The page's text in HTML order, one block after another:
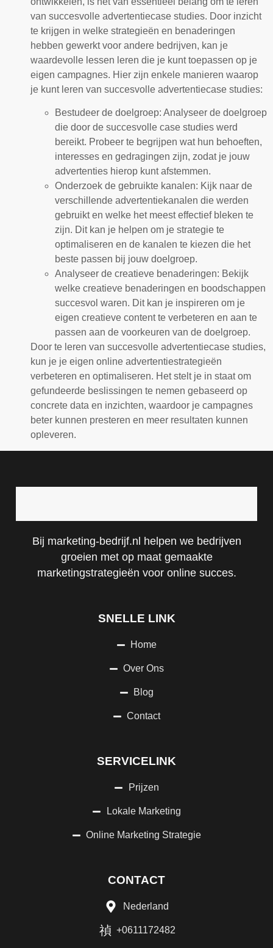
van succesvolle advertentiecase studies. Door inzicht
te krijgen in welke strategieën en benaderingen
hebben gewerkt voor andere bedrijven, kan je
waardevolle lessen leren die je kunt toepassen op je
eigen campagnes. Hier zijn enkele manieren waarop
je kunt leren van succesvolle advertentiecase studies:
Bestudeer de doelgroep: Analyseer de doelgroep
die door de succesvolle case studies werd
bereikt. Probeer te begrijpen wat hun behoeften,
interesses en gedragingen zijn, zodat je jouw
advertenties hierop kunt afstemmen.
Onderzoek de gebruikte kanalen: Kijk naar de
verschillende advertentiekanalen die werden
gebruikt en welke het meest effectief bleken te
zijn. Dit kan je helpen om je strategie te
optimaliseren en de kanalen te kiezen die het
beste passen bij jouw doelgroep.
Analyseer de creatieve benaderingen: Bekijk
welke creatieve benaderingen en boodschappen
succesvol waren. Dit kan je inspireren om je
eigen creatieve content te verbeteren en aan te
passen aan de voorkeuren van de doelgroep.
Door te leren van succesvolle advertentiecase studies,
kun je je eigen online advertentiestrategieën
verbeteren en optimaliseren. Het stelt je in staat om
gefundeerde beslissingen te nemen gebaseerd op
concrete data en inzichten, waardoor je campagnes
beter kunnen presteren en meer resultaten kunnen
opleveren.
Bij marketing-bedrijf.nl helpen we bedrijven
groeien met op maat gemaakte
marketingstrategieën voor online succes.
SNELLE LINK
Home
Over Ons
Blog
Contact
SERVICELINK
Prijzen
Lokale Marketing
Online Marketing Strategie
CONTACT
Nederland
+0611172482